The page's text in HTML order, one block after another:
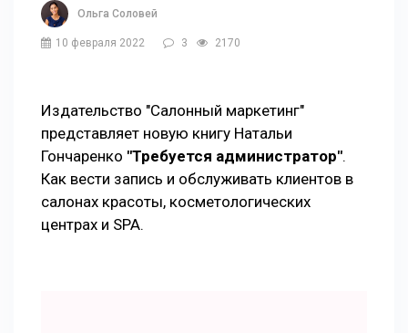
Ольга Соловей
10 февраля 2022 3 2170
Издательство "Салонный маркетинг"
представляет новую книгу Натальи
Гончаренко "Требуется администратор".
Как вести запись и обслуживать клиентов в
салонах красоты, косметологических
центрах и SPA.